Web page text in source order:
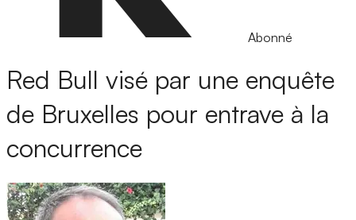
Abonné
Red Bull visé par une enquête
de Bruxelles pour entrave à la
concurrence